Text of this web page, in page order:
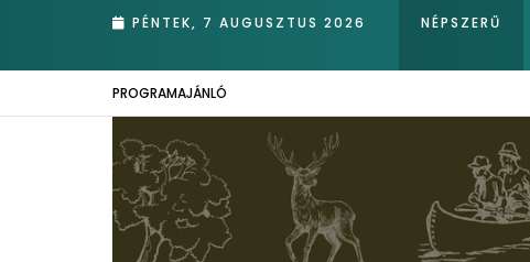
PÉNTEK, 7 AUGUSZTUS 2026 NÉPSZERŰ
PROGRAMAJÁNLÓ